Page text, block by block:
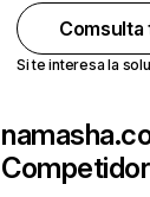
Si te interesa la